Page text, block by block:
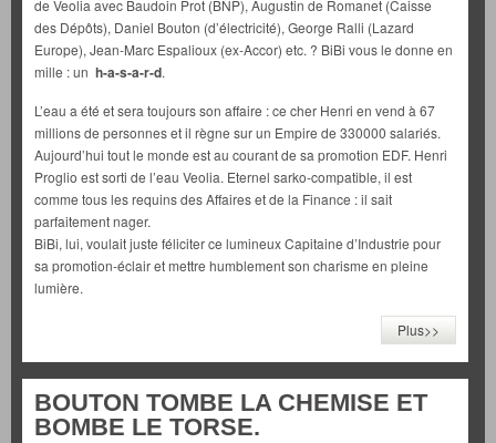
de Veolia avec Baudoin Prot (BNP), Augustin de Romanet (Caisse
des Dépôts), Daniel Bouton (d’électricité), George Ralli (Lazard
Europe), Jean-Marc Espalioux (ex-Accor) etc. ? BiBi vous le donne en
mille : un h-a-s-a-r-d.
L’eau a été et sera toujours son affaire : ce cher Henri en vend à 67
millions de personnes et il règne sur un Empire de 330000 salariés.
Aujourd’hui tout le monde est au courant de sa promotion EDF. Henri
Proglio est sorti de l’eau Veolia. Eternel sarko-compatible, il est
comme tous les requins des Affaires et de la Finance : il sait
parfaitement nager.
BiBi, lui, voulait juste féliciter ce lumineux Capitaine d’Industrie pour
sa promotion-éclair et mettre humblement son charisme en pleine
lumière.
Plus>>
BOUTON TOMBE LA CHEMISE ET
BOMBE LE TORSE.